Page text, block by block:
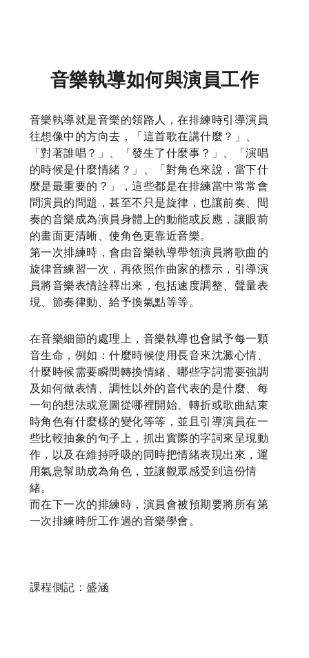
音樂執導如何與演員工作
音樂執導就是音樂的領路人，在排練時引導演員
往想像中的方向去，「這首歌在講什麼？」、
「對著誰唱？」、「發生了什麼事？」、「演唱
的時候是什麼情緒？」、「對角色來說，當下什
麼是最重要的？」，這些都是在排練當中常常會
問演員的問題，甚至不只是旋律，也讓前奏、間
奏的音樂成為演員身體上的動能或反應，讓眼前
的畫面更清晰、使角色更靠近音樂。
第一次排練時，會由音樂執導帶領演員將歌曲的
旋律音練習一次，再依照作曲家的標示，引導演
員將音樂表情詮釋出來，包括速度調整、聲量表
現、節奏律動、給予換氣點等等。
在音樂細節的處理上，音樂執導也會賦予每一顆
音生命，例如：什麼時候使用長音來沈澱心情、
什麼時候需要瞬間轉換情緒、哪些字詞需要強調
及如何做表情、調性以外的音代表的是什麼、每
一句的想法或意圖從哪裡開始、轉折或歌曲結束
時角色有什麼樣的變化等等，並且引導演員在一
些比較抽象的句子上，抓出實際的字詞來呈現動
作，以及在維持呼吸的同時把情緒表現出來，運
用氣息幫助成為角色，並讓觀眾感受到這份情
緒。
而在下一次的排練時，演員會被預期要將所有第
一次排練時所工作過的音樂學會。
課程側記：盛涵